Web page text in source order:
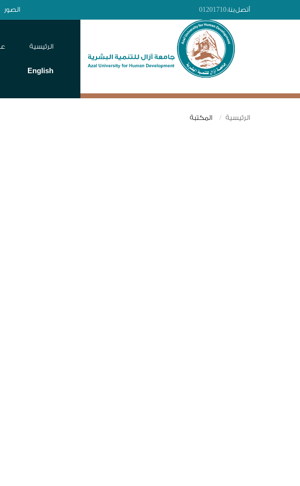
أتصل بنا:01201710 الصور
الرئيسية
English
الرئيسية المكتبة